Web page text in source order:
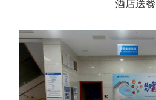
酒店送餐